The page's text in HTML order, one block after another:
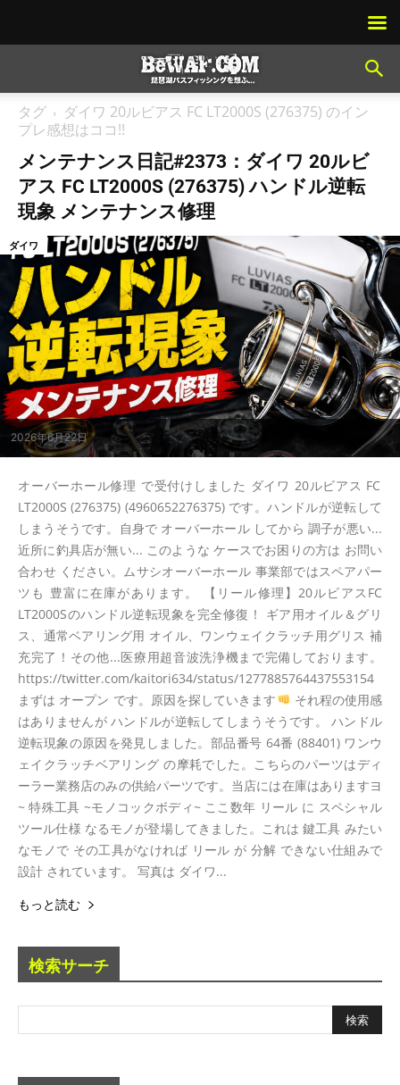
タグ
ダイワ 20ルビアス FC LT2000S (276375) のイン
プレ感想はココ!!
メンテナンス日記#2373：ダイワ 20ルビ
アス FC LT2000S (276375) ハンドル逆転
現象 メンテナンス修理
2026年6月22日
ダイワ
オーバーホール修理 で受付けしました ダイワ 20ルビアス FC
LT2000S (276375) (4960652276375) です。ハンドルが逆転して
しまうそうです。自身で オーバーホール してから 調子が悪い...
近所に釣具店が無い... このような ケースでお困りの方は お問い
合わせ ください。ムサシオーバーホール 事業部ではスペアパー
ツも 豊富に在庫があります。 【リール修理】20ルビアスFC
LT2000Sのハンドル逆転現象を完全修復！ ギア用オイル＆グリ
ス、通常ベアリング用 オイル、ワンウェイクラッチ用グリス 補
充完了！その他...医療用超音波洗浄機まで完備しております。
https://twitter.com/kaitori634/status/1277885764437553154
まずは オープン です。原因を探していきます
それ程の使用感
はありませんが ハンドルが逆転してしまうそうです。 ハンドル
逆転現象の原因を発見しました。部品番号 64番 (88401) ワンウ
ェイクラッチベアリング の摩耗でした。こちらのパーツはディ
ーラー業務店のみの供給パーツです。当店には在庫はありますヨ
~ 特殊工具 ~モノコックボディ~ ここ数年 リール に スペシャル
ツール仕様 なるモノが登場してきました。これは 鍵工具 みたい
なモノで その工具がなければ リール が 分解 できない仕組みで
設計 されています。 写真は ダイワ...
もっと読む
検索サーチ